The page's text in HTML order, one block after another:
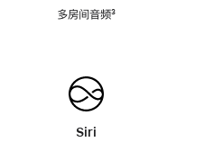
多房间音频脚
³
Siri